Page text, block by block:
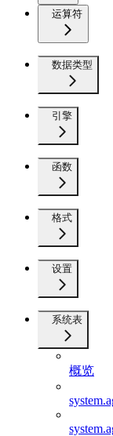
运算符
数据类型
引擎
函数
格式
设置
系统表
概览